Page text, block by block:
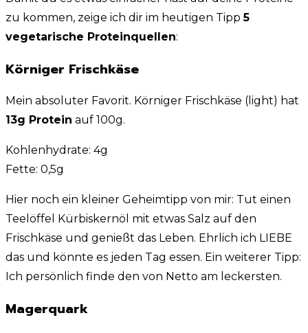
zu kommen, zeige ich dir im heutigen Tipp5
vegetarische Proteinquellen:
Körniger Frischkäse
Mein absoluter Favorit. Körniger Frischkäse (light) hat
13g Protein auf 100g.
Kohlenhydrate: 4g
Fette: 0,5g
Hier noch ein kleiner Geheimtipp von mir: Tut einen
Teelöffel Kürbiskernöl mit etwas Salz auf den
Frischkäse und genießt das Leben. Ehrlich ich LIEBE
das und könnte es jeden Tag essen. Ein weiterer Tipp:
Ich persönlich finde den von Netto am leckersten.
Magerquark